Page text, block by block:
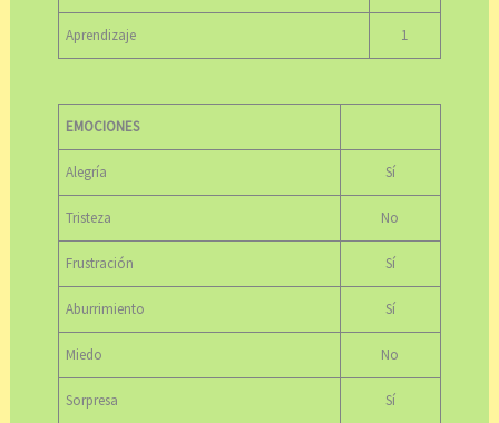
Aprendizaje 1
EMOCIONES
Alegría Sí
Tristeza No
Frustración Sí
Aburrimiento Sí
Miedo No
Sorpresa Sí